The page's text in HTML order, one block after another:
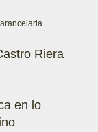
Riera
en lo